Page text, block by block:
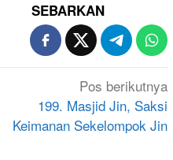
SEBARKAN
Pos berikutnya
199. Masjid Jin, Saksi
Keimanan Sekelompok Jin